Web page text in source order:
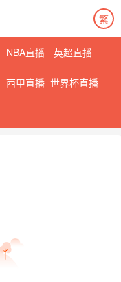
繁
NBA直播 英超直播
西甲直播 世界杯直播